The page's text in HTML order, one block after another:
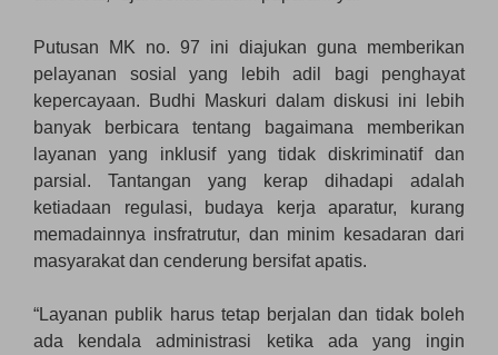
Putusan MK no. 97 ini diajukan guna memberikan
pelayanan sosial yang lebih adil bagi penghayat
kepercayaan. Budhi Maskuri dalam diskusi ini lebih
banyak berbicara tentang bagaimana memberikan
layanan yang inklusif yang tidak diskriminatif dan
parsial. Tantangan yang kerap dihadapi adalah
ketiadaan regulasi, budaya kerja aparatur, kurang
memadainnya insfratrutur, dan minim kesadaran dari
masyarakat dan cenderung bersifat apatis.
“Layanan publik harus tetap berjalan dan tidak boleh
ada kendala administrasi ketika ada yang ingin